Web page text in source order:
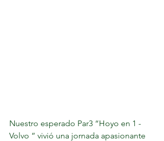
Nuestro esperado Par3 “Hoyo en 1 -
Volvo ” vivió una jornada apasionante